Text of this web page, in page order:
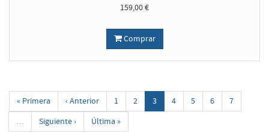
159,00 €
Comprar
« Primera ‹ Anterior 1 2 3 4 5 6
7
…
Siguiente › Última »